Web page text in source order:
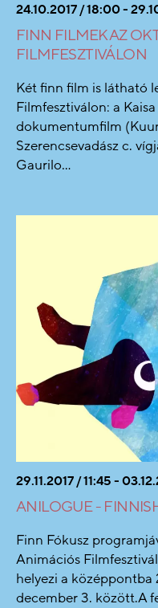
24.10.2017 / 18:00 -
FINN FILMEK AZ
FILMFESZTIVÁLON
Két finn film is látható
Filmfesztiválon: a
dokumentumfilm
Szerencsevadász c.
Gaurilo...
29.11.2017 / 11:45 -
ANILOGUE -
Finn Fókusz
Animációs
helyezi a középpontba
december 3. között.A